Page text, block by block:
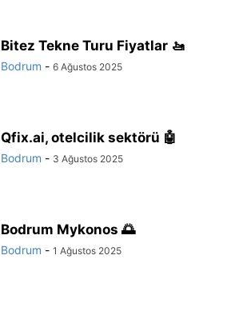
Bitez Tekne Turu Fiyatlar 🚤
Bodrum - 6 Ağustos 2025
Qfix.ai, otelcilik sektörü 🤖
Bodrum - 3 Ağustos 2025
Bodrum Mykonos 🌅
Bodrum - 1 Ağustos 2025